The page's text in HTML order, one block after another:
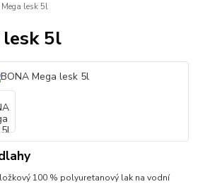
lesk 5l
lesk 5l
100 % polyuretanový lak na vodní